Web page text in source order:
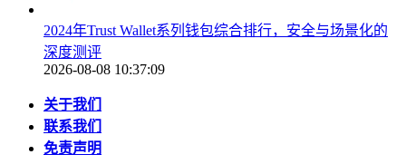
2024年Trust Wallet系列钱包综合排行，安全与场景化的
深度测评
2026-08-08 10:37:09
关于我们
联系我们
免责声明